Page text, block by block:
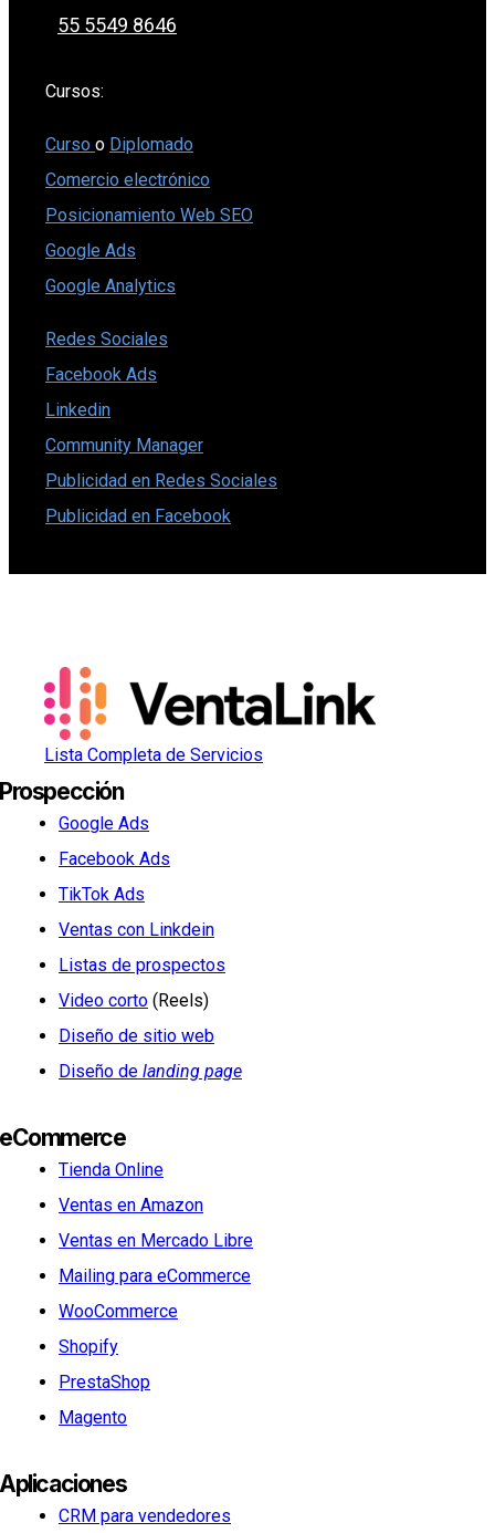
55 5549 8646
Cursos:
Curso o Diplomado
Comercio electrónico
Posicionamiento Web SEO
Google Ads
Google Analytics
Redes Sociales
Facebook Ads
Linkedin
Community Manager
Publicidad en Redes Sociales
Publicidad en Facebook
Lista Completa de Servicios
Prospección
Google Ads
Facebook Ads
TikTok Ads
Ventas con Linkdein
Listas de prospectos
Video corto (Reels)
Diseño de sitio web
Diseño de landing page
eCommerce
Tienda Online
Ventas en Amazon
Ventas en Mercado Libre
Mailing para eCommerce
WooCommerce
Shopify
PrestaShop
Magento
Aplicaciones
CRM para vendedores